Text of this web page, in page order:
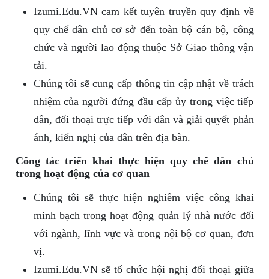
Izumi.Edu.VN cam kết tuyên truyền quy định về
quy chế dân chủ cơ sở đến toàn bộ cán bộ, công
chức và người lao động thuộc Sở Giao thông vận
tải.
Chúng tôi sẽ cung cấp thông tin cập nhật về trách
nhiệm của người đứng đầu cấp ủy trong việc tiếp
dân, đối thoại trực tiếp với dân và giải quyết phản
ánh, kiến nghị của dân trên địa bàn.
Công tác triển khai thực hiện quy chế dân chủ
trong hoạt động của cơ quan
Chúng tôi sẽ thực hiện nghiêm việc công khai
minh bạch trong hoạt động quản lý nhà nước đối
với ngành, lĩnh vực và trong nội bộ cơ quan, đơn
vị.
Izumi.Edu.VN sẽ tổ chức hội nghị đối thoại giữa